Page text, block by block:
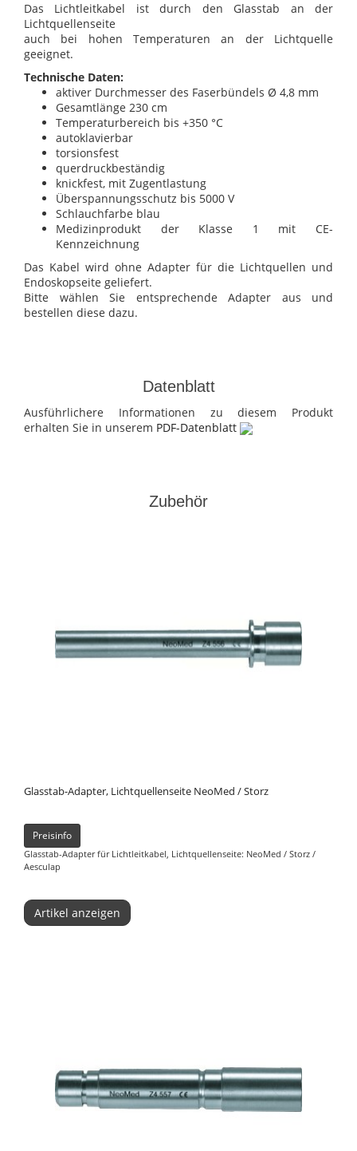
Das Lichtleitkabel ist durch den Glasstab an der
Lichtquellenseite
auch bei hohen Temperaturen an der Lichtquelle
geeignet.
Technische Daten:
aktiver Durchmesser des Faserbündels Ø 4,8 mm
Gesamtlänge 230 cm
Temperaturbereich bis +350 °C
autoklavierbar
torsionsfest
querdruckbeständig
knickfest, mit Zugentlastung
Überspannungsschutz bis 5000 V
Schlauchfarbe blau
Medizinprodukt der Klasse 1 mit CE-
Kennzeichnung
Das Kabel wird ohne Adapter für die Lichtquellen und
Endoskopseite geliefert.
Bitte wählen Sie entsprechende Adapter aus und
bestellen diese dazu.
Datenblatt
Ausführlichere Informationen zu diesem Produkt
erhalten Sie in unserem PDF-Datenblatt
Zubehör
Glasstab-Adapter, Lichtquellenseite NeoMed / Storz
Preisinfo
Glasstab-Adapter für Lichtleitkabel, Lichtquellenseite: NeoMed / Storz /
Aesculap
Artikel anzeigen